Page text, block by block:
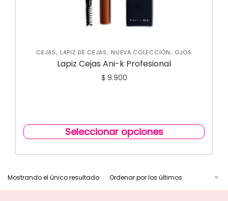
CEJAS, LAPIZ DE CEJAS, NUEVA COLECCIÓN, OJOS
Lapiz Cejas Ani-k Profesional
$ 9.900
Seleccionar opciones
Mostrando el único resultado